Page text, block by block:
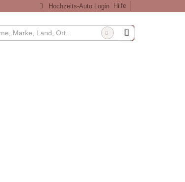
Hochzeits-Auto Login Hilfe